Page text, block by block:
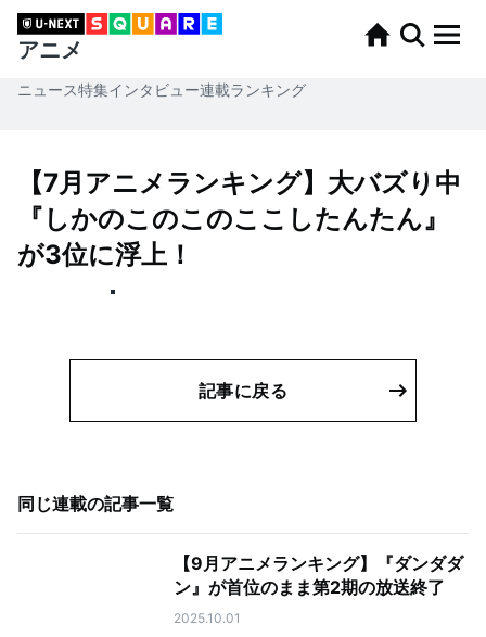
アニメ
ニュース特集インタビュー連載ランキング
【7月アニメランキング】大バズり中
『しかのこのこのここしたんたん』
が3位に浮上！
記事に戻る
同じ連載の記事一覧
【9月アニメランキング】『ダンダダ
ン』が首位のまま第2期の放送終了
2025.10.01